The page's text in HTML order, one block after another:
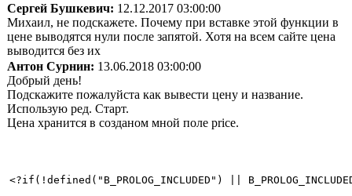
Сергей Бушкевич: 12.12.2017 03:00:00
Михаил, не подскажете. Почему при вставке этой функции в
цене выводятся нули после запятой. Хотя на всем сайте цена
выводится без их
Антон Сурнин: 13.06.2018 03:00:00
Добрый день!
Подскажите пожалуйста как вывести цену и название.
Использую ред. Старт.
Цена хранится в созданом мной поле price.
<?if(!defined("B_PROLOG_INCLUDED") ||